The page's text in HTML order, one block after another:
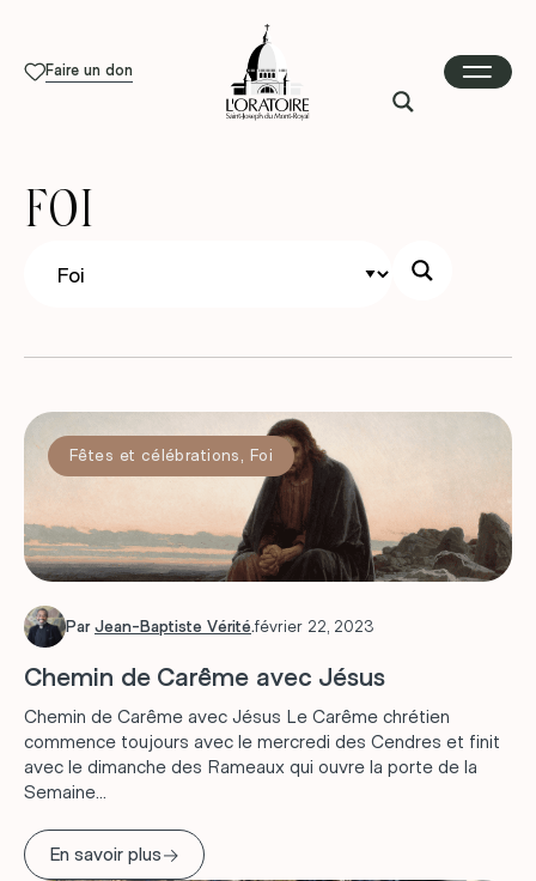
Faire un don
FOI
Fêtes et célébrations Foi
Par Jean-Baptiste Vérité.février 22, 2023
Chemin de Carême avec Jésus
Chemin de Carême avec Jésus Le Carême chrétien
commence toujours avec le mercredi des Cendres et finit
avec le dimanche des Rameaux qui ouvre la porte de la
Semaine...
En savoir plus→